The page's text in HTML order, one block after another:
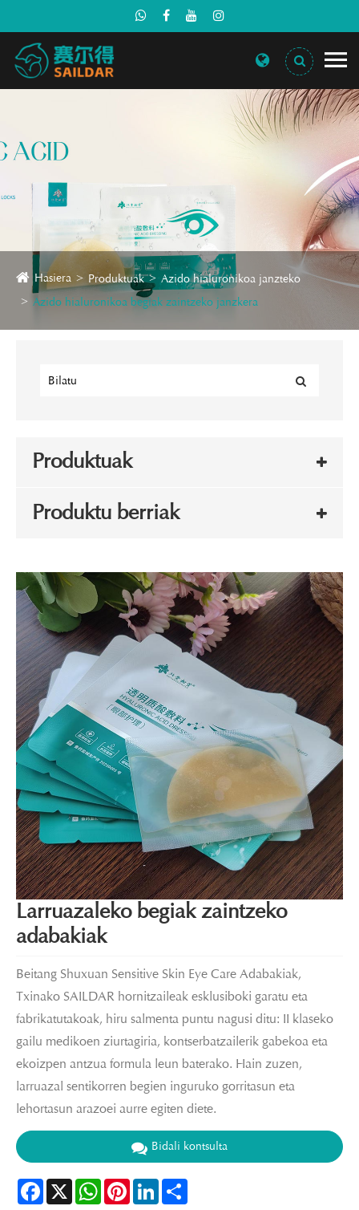
Hasiera Produktuak
Azido hialuronikoa janzteko
Azido hialuronikoa begiak zaintzeko janzkera
Produktuak
Produktu berriak
Larruazaleko begiak zaintzeko
adabakiak
Beitang Shuxuan Sensitive Skin Eye Care Adabakiak,
Txinako SAILDAR hornitzaileak esklusiboki garatu eta
fabrikatutakoak, hiru salmenta puntu nagusi ditu: II klaseko
gailu medikoen ziurtagiria, kontserbatzailerik gabekoa eta
ekoizpen antzua formula leun baterako. Hain zuzen,
larruazal sentikorren begien inguruko gorritasun eta
lehortasun arazoei aurre egiten diete.
Bidali kontsulta
Facebook
X WhatsAppPinterestLinkedIn